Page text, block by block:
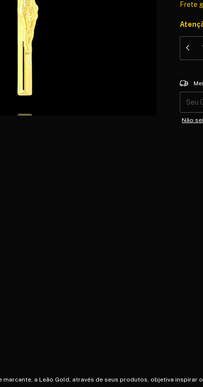
Frete
Não
a Leão Gold, através de seus produtos, objetiva inspirar